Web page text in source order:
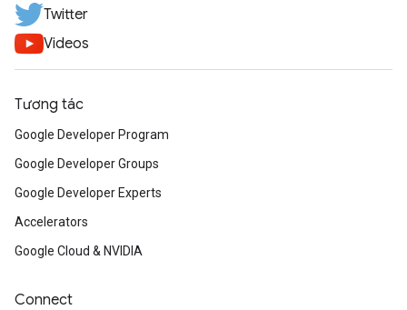
Twitter
Videos
Tương tác
Google Developer Program
Google Developer Groups
Google Developer Experts
Accelerators
Google Cloud & NVIDIA
Connect